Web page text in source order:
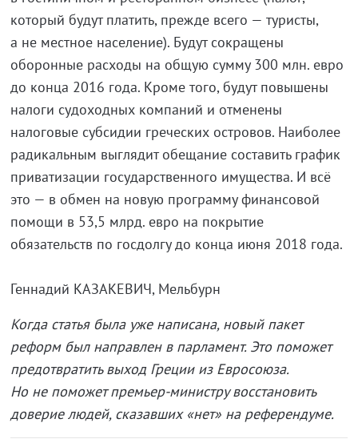
который будут платить, прежде всего — туристы,
а не местное население). Будут сокращены
оборонные расходы на общую сумму 300 млн. евро
до конца 2016 года. Кроме того, будут повышены
налоги судоходных компаний и отменены
налоговые субсидии греческих островов. Наиболее
радикальным выглядит обещание составить график
приватизации государственного имущества. И всё
это — в обмен на новую программу финансовой
помощи в 53,5 млрд. евро на покрытие
обязательств по госдолгу до конца июня 2018 года.
Геннадий КАЗАКЕВИЧ, Мельбурн
Когда статья была уже написана, новый пакет
реформ был направлен в парламент. Это поможет
предотвратить выход Греции из Евросоюза.
Но не поможет премьер-министру восстановить
доверие людей, сказавших «нет» на референдуме.